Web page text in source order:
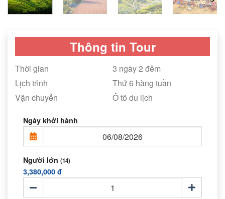
Thông tin Tour
Thời gian
3 ngày 2 đêm
Lịch trình
Thứ 6 hàng tuần
Vận chuyển
Ô tô du lịch
Ngày khởi hành
Người lớn (14)
3,380,000 đ